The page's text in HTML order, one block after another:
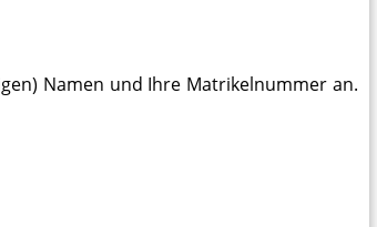
Namen und Ihre Matrikelnummer an.